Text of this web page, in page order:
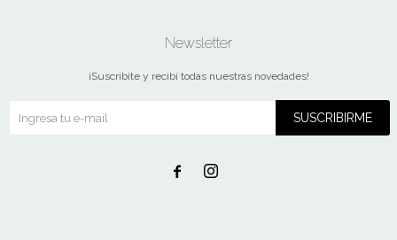
Newsletter
¡Suscribite y recibí todas nuestras novedades!
SUSCRIBIRME
 